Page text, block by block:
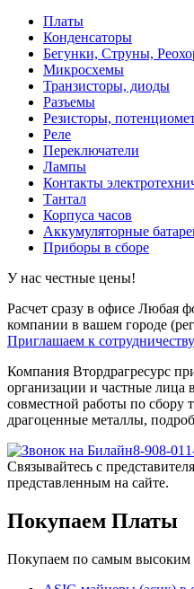
Платы
Конденсаторы
Бегунки, Струны,
Микросхемы
Транзисторы, диоды
Разъемы
Резисторы,
Реле
Переключатели
Лампы
Контакты
Тантал
Корпуса часов
Аккумуляторные
Приборы в сборе
У нас честные цены!
Расчет сразу в офисе Любая
компании в вашем городе
Приглашаем к
Компания Втордрагресурс
организации и частные лица
совместной работы по сбору
драгоценные металлы,
8-908-
Связывайтесь с
представленным на сайте.
Покупаем Платы
Покупаем по самым высоким